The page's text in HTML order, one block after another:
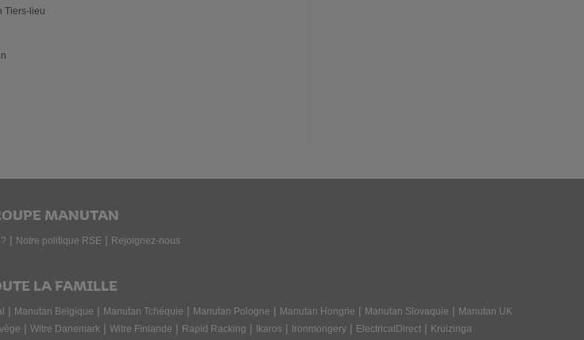
Tiers-lieu
MANUTAN
| Notre politique RSE | Rejoignez-nous
LA FAMILLE
| Manutan Belgique | Manutan Tchéquie | Manutan Pologne | Manutan Hongrie | Manutan Slovaquie | Manutan UK
| Witre Danemark| Witre Finlande | Rapid Racking | Ikaros | Ironmongery| ElectricalDirect| Kruizinga